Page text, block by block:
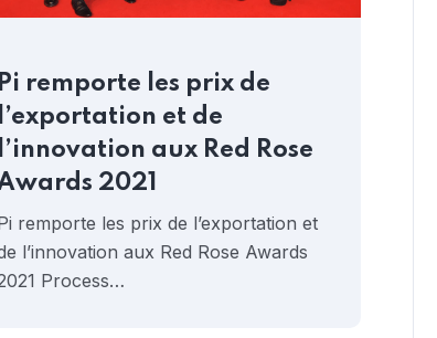
Pi remporte les prix de
l’exportation et de
l’innovation aux Red Rose
2021
remporte les prix de l’exportation et
l’innovation aux Red Rose Awards
Process…